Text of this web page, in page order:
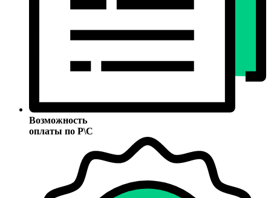
Возможность
оплаты по Р\С